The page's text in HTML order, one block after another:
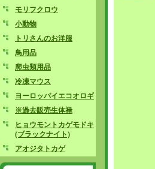
モリフクロウ
小動物
トリさんのお洋服
鳥用品
爬虫類用品
冷凍マウス
ヨーロッパイエコオロギ
※過去販売生体禄
ヒョウモントカゲモドキ
(ブラックナイト)
アオジタトカゲ